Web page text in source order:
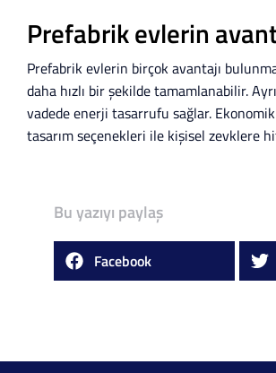
Prefabrik evlerin
Prefabrik evlerin birçok avantajı
daha hızlı bir şekilde tamamlanabilir.
vadede enerji tasarrufu sağlar.
tasarım seçenekleri ile kişisel zevklere
Bu yazıyı paylaş
Facebook